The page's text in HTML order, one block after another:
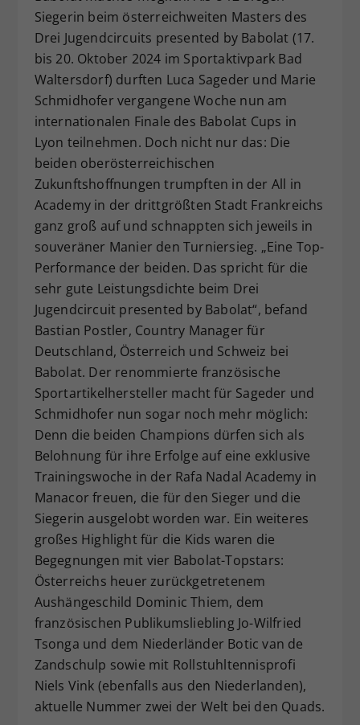
Siegerin beim österreichweiten Masters des
Drei Jugendcircuits presented by Babolat (17.
bis 20. Oktober 2024 im Sportaktivpark Bad
Waltersdorf) durften Luca Sageder und Marie
Schmidhofer vergangene Woche nun am
internationalen Finale des Babolat Cups in
Lyon teilnehmen. Doch nicht nur das: Die
beiden oberösterreichischen
Zukunftshoffnungen trumpften in der All in
Academy in der drittgrößten Stadt Frankreichs
ganz groß auf und schnappten sich jeweils in
souveräner Manier den Turniersieg. „Eine Top-
Performance der beiden. Das spricht für die
sehr gute Leistungsdichte beim Drei
Jugendcircuit presented by Babolat“, befand
Bastian Postler, Country Manager für
Deutschland, Österreich und Schweiz bei
Babolat. Der renommierte französische
Sportartikelhersteller macht für Sageder und
Schmidhofer nun sogar noch mehr möglich:
Denn die beiden Champions dürfen sich als
Belohnung für ihre Erfolge auf eine exklusive
Trainingswoche in der Rafa Nadal Academy in
Manacor freuen, die für den Sieger und die
Siegerin ausgelobt worden war. Ein weiteres
großes Highlight für die Kids waren die
Begegnungen mit vier Babolat-Topstars:
Österreichs heuer zurückgetretenem
Aushängeschild Dominic Thiem, dem
französischen Publikumsliebling Jo-Wilfried
Tsonga und dem Niederländer Botic van de
Zandschulp sowie mit Rollstuhltennisprofi
Niels Vink (ebenfalls aus den Niederlanden),
aktuelle Nummer zwei der Welt bei den Quads.
Zweck
Dieser Wert speichert Ihre Consent-
Einstellungen. Unter anderem eine
zufällig generierte ID, für die
historische Speicherung Ihrer
vorgenommen Einstellungen, falls der
Webseiten-Betreiber dies eingestellt
hat.